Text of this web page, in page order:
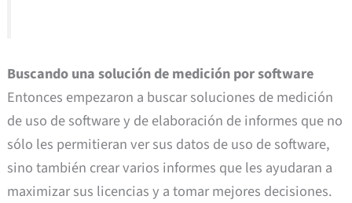
Buscando una solución de medición por software
Entonces empezaron a buscar soluciones de medición
de uso de software y de elaboración de informes que no
sólo les permitieran ver sus datos de uso de software,
sino también crear varios informes que les ayudaran a
maximizar sus licencias y a tomar mejores decisiones.